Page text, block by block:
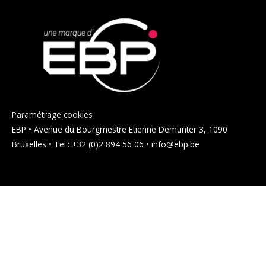
Paramétrage cookies
EBP • Avenue du Bourgmestre Etienne Demunter 3, 1090
Bruxelles • Tel.: +32 (0)2 894 56 06 • info@ebp.be